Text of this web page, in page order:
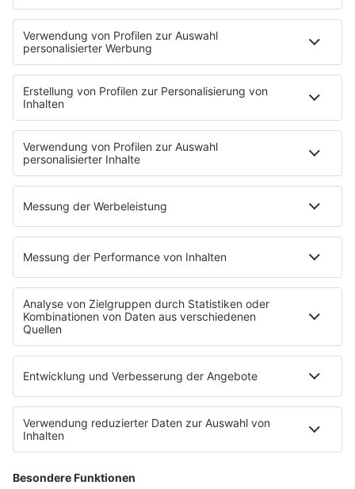
Loveparade
Mayday
Rave
RnB Ballads
Rock
Soul & RnB
Techno
TECHNO ESSENTIALS by Tom Wax
Trance
90s90s BW
Podcast
Pop Crimes
The Story / Loveparade
90er Kids mit Oli.P
YouTube
90s90s DE:CODED
Musik